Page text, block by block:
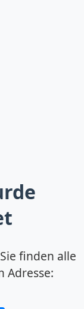
finden alle
Adresse: